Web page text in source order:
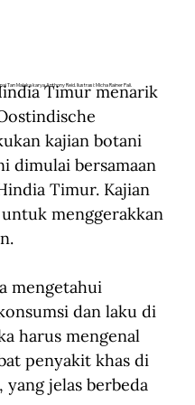
Tan Malaka karya Anthony Reid. Ilustrasi: Micha Rainer Pali.
Timur menarik
kajian botani
dimulai bersamaan
Timur. Kajian
menggerakkan
mengetahui
dan laku di
harus mengenal
penyakit khas di
yang jelas berbeda